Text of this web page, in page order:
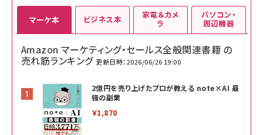
マーケ本
Amazon マーケティング・セールス全般関連書籍 の
売れ筋ランキング 更新日時：2026/06/26 19:00
2億円を売り上げたプロが教える note×AI 最
強の副業
￥1,870
ビジネス本 家電＆カメ
ラ
パソコン・
周辺機器